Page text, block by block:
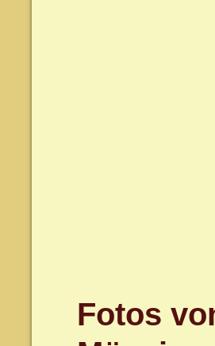
Fotos